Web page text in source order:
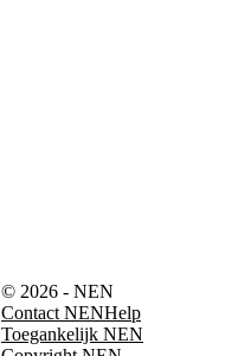
© 2026 - NEN
Contact NENHelp
Toegankelijk NEN